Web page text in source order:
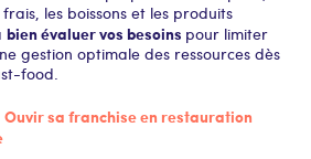
les boissons et les produits
bien évaluer vos besoins pour limiter
gestion optimale des ressources dès
food.
Ouvir sa franchise en restauration